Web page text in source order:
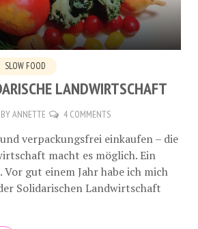
SLOW FOOD
LANDWIRTSCHAFT
BYANNETTE 4 COMMENTS
verpackungsfrei einkaufen – die
macht es möglich. Ein
gut einem Jahr habe ich mich
Solidarischen Landwirtschaft